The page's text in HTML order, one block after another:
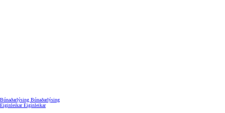
Búnaðarlýsing Búnaðarlýsing
EiginleikarEiginleikar